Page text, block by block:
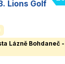
Lions Golf
Lázně Bohdaneč